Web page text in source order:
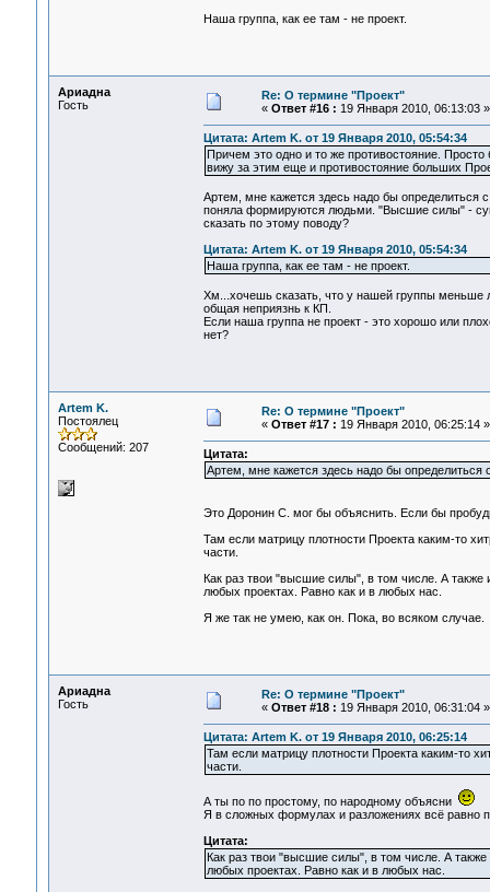
Наша группа, как ее там - не проект.
Ариадна
Гость
Re: О термине "Проект"
« Ответ #16 : 19 Января 2010, 06:13:03 »
Цитата: Artem K. от 19 Января 2010, 05:54:34
Причем это одно и то же противостояние.
вижу за этим еще и противостояние больших
Артем, мне кажется здесь надо бы определиться
поняла формируются людьми. "Высшие силы" -
сказать по этому поводу?
Цитата: Artem K. от 19 Января 2010, 05:54:34
Наша группа, как ее там - не проект.
Хм...хочешь сказать, что у нашей группы меньше
общая неприязнь к КП.
Если наша группа не проект - это хорошо или
нет?
Artem K.
Постоялец
Сообщений: 207
Re: О термине "Проект"
« Ответ #17 : 19 Января 2010, 06:25:14 »
Цитата:
Артем, мне кажется здесь надо бы
Это Доронин С. мог бы объяснить. Если бы
Там если матрицу плотности Проекта каким-то
части.
Как раз твои "высшие силы", в том числе. А
любых проектах. Равно как и в любых нас.
Я же так не умею, как он. Пока, во всяком случае.
Ариадна
Гость
Re: О термине "Проект"
« Ответ #18 : 19 Января 2010, 06:31:04 »
Цитата: Artem K. от 19 Января 2010, 06:25:14
Там если матрицу плотности Проекта каким-то
части.
А ты по по простому, по народному объясни
Я в сложных формулах и разложениях всё равно
Цитата:
Как раз твои "высшие силы", в том числе. А
любых проектах. Равно как и в любых нас.